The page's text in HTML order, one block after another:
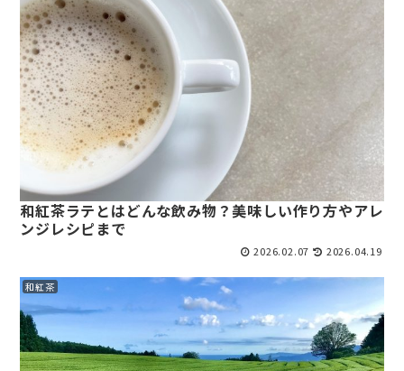
和紅茶ラテとはどんな飲み物？美味しい作り方やアレ
ンジレシピまで
2026.02.07 2026.04.19
和紅茶